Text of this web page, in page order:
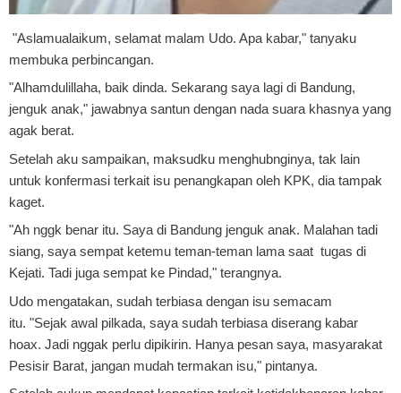
"Aslamualaikum, selamat malam Udo. Apa kabar," tanyaku
membuka perbincangan.
"Alhamdulillaha, baik dinda. Sekarang saya lagi di Bandung,
jenguk anak," jawabnya santun dengan nada suara khasnya yang
agak berat.
Setelah aku sampaikan, maksudku menghubnginya, tak lain
untuk konfermasi terkait isu penangkapan oleh KPK, dia tampak
kaget.
"Ah nggk benar itu. Saya di Bandung jenguk anak. Malahan tadi
siang, saya sempat ketemu teman-teman lama saat tugas di
Kejati. Tadi juga sempat ke Pindad," terangnya.
Udo mengatakan, sudah terbiasa dengan isu semacam
itu. "Sejak awal pilkada, saya sudah terbiasa diserang kabar
hoax. Jadi nggak perlu dipikirin. Hanya pesan saya, masyarakat
Pesisir Barat, jangan mudah termakan isu," pintanya.